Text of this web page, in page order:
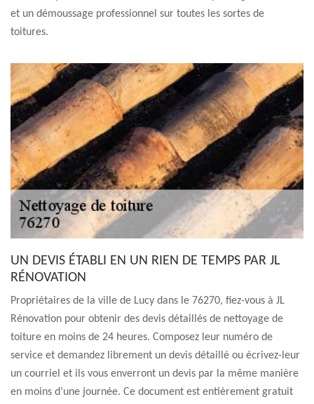
et un démoussage professionnel sur toutes les sortes de
toitures.
UN DEVIS ÉTABLI EN UN RIEN DE TEMPS PAR JL
RÉNOVATION
Propriétaires de la ville de Lucy dans le 76270, fiez-vous à JL
Rénovation pour obtenir des devis détaillés de nettoyage de
toiture en moins de 24 heures. Composez leur numéro de
service et demandez librement un devis détaillé ou écrivez-leur
un courriel et ils vous enverront un devis par la même manière
en moins d’une journée. Ce document est entièrement gratuit